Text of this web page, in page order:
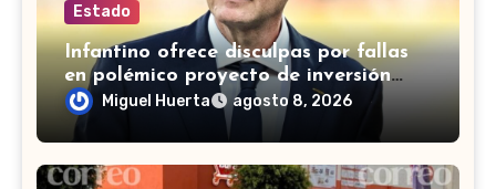
Estado
Infantino ofrece disculpas por fallas
en polémico proyecto de inversión
privada de la FIFA
Miguel Huerta agosto 8, 2026